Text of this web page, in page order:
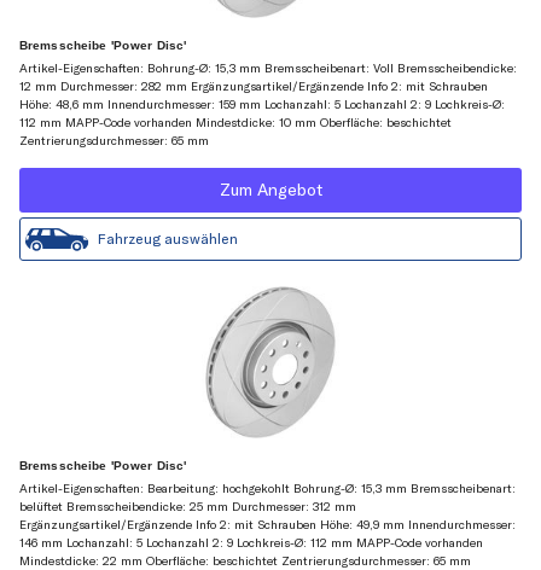
Bremsscheibe 'Power Disc'
Artikel-Eigenschaften: Bohrung-Ø: 15,3 mm Bremsscheibenart: Voll Bremsscheibendicke:
12 mm Durchmesser: 282 mm Ergänzungsartikel/Ergänzende Info 2: mit Schrauben
Höhe: 48,6 mm Innendurchmesser: 159 mm Lochanzahl: 5 Lochanzahl 2: 9 Lochkreis-Ø:
112 mm MAPP-Code vorhanden Mindestdicke: 10 mm Oberfläche: beschichtet
Zentrierungsdurchmesser: 65 mm
Zum Angebot
Fahrzeug auswählen
Bremsscheibe 'Power Disc'
Artikel-Eigenschaften: Bearbeitung: hochgekohlt Bohrung-Ø: 15,3 mm Bremsscheibenart:
belüftet Bremsscheibendicke: 25 mm Durchmesser: 312 mm
Ergänzungsartikel/Ergänzende Info 2: mit Schrauben Höhe: 49,9 mm Innendurchmesser:
146 mm Lochanzahl: 5 Lochanzahl 2: 9 Lochkreis-Ø: 112 mm MAPP-Code vorhanden
Mindestdicke: 22 mm Oberfläche: beschichtet Zentrierungsdurchmesser: 65 mm